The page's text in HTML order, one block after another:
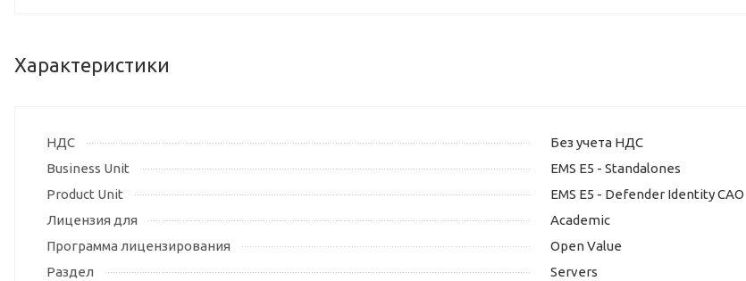
Характеристики
НДС
Без учета НДС
Business Unit
EMS E5 - Standalones
Product Unit
EMS E5 - Defender Identity CAO
Лицензия для
Academic
Программа лицензирования
Open Value
Раздел
Servers